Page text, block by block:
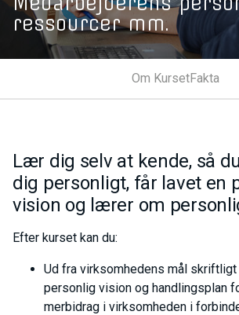
ressourcer mm.
Om KursetFakta
Lær dig selv at kende, så
dig personligt, får lavet en
vision og lærer om
Efter kurset kan du:
Ud fra virksomhedens mål
personlig vision og handlingsplan
merbidrag i virksomheden i